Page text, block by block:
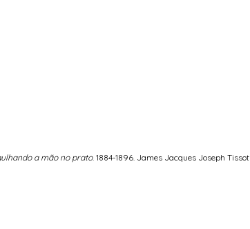
a mão no prato. 1884-1896. James Jacques Joseph Tissot